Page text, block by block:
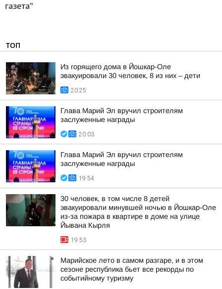
газета"
ТОП
Из горящего дома в Йошкар-Оле
эвакуировали 30 человек, 8 из них – дети
20:25
Глава Марий Эл вручил строителям
заслуженные награды
20:03
Глава Марий Эл вручил строителям
заслуженные награды
19:54
30 человек, в том числе 8 детей
эвакуировали минувшей ночью в Йошкар-Оле
из-за пожара в квартире в доме на улице
Йывана Кырля
19:53
Марийское лето в самом разгаре, и в этом
сезоне республика бьет все рекорды по
событийному туризму